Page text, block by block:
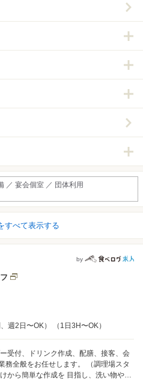
／ 宴会個室 ／ 団体利用
すべて表示する
by
週2日〜OK） （1日3H〜OK）
お任せします。 （調理場スタ